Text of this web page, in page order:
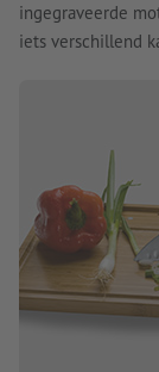
ingegraveerde
iets verschillend